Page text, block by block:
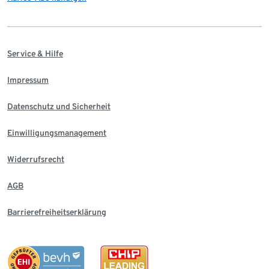
Service & Hilfe
Impressum
Datenschutz und Sicherheit
Einwilligungsmanagement
Widerrufsrecht
AGB
Barrierefreiheitserklärung